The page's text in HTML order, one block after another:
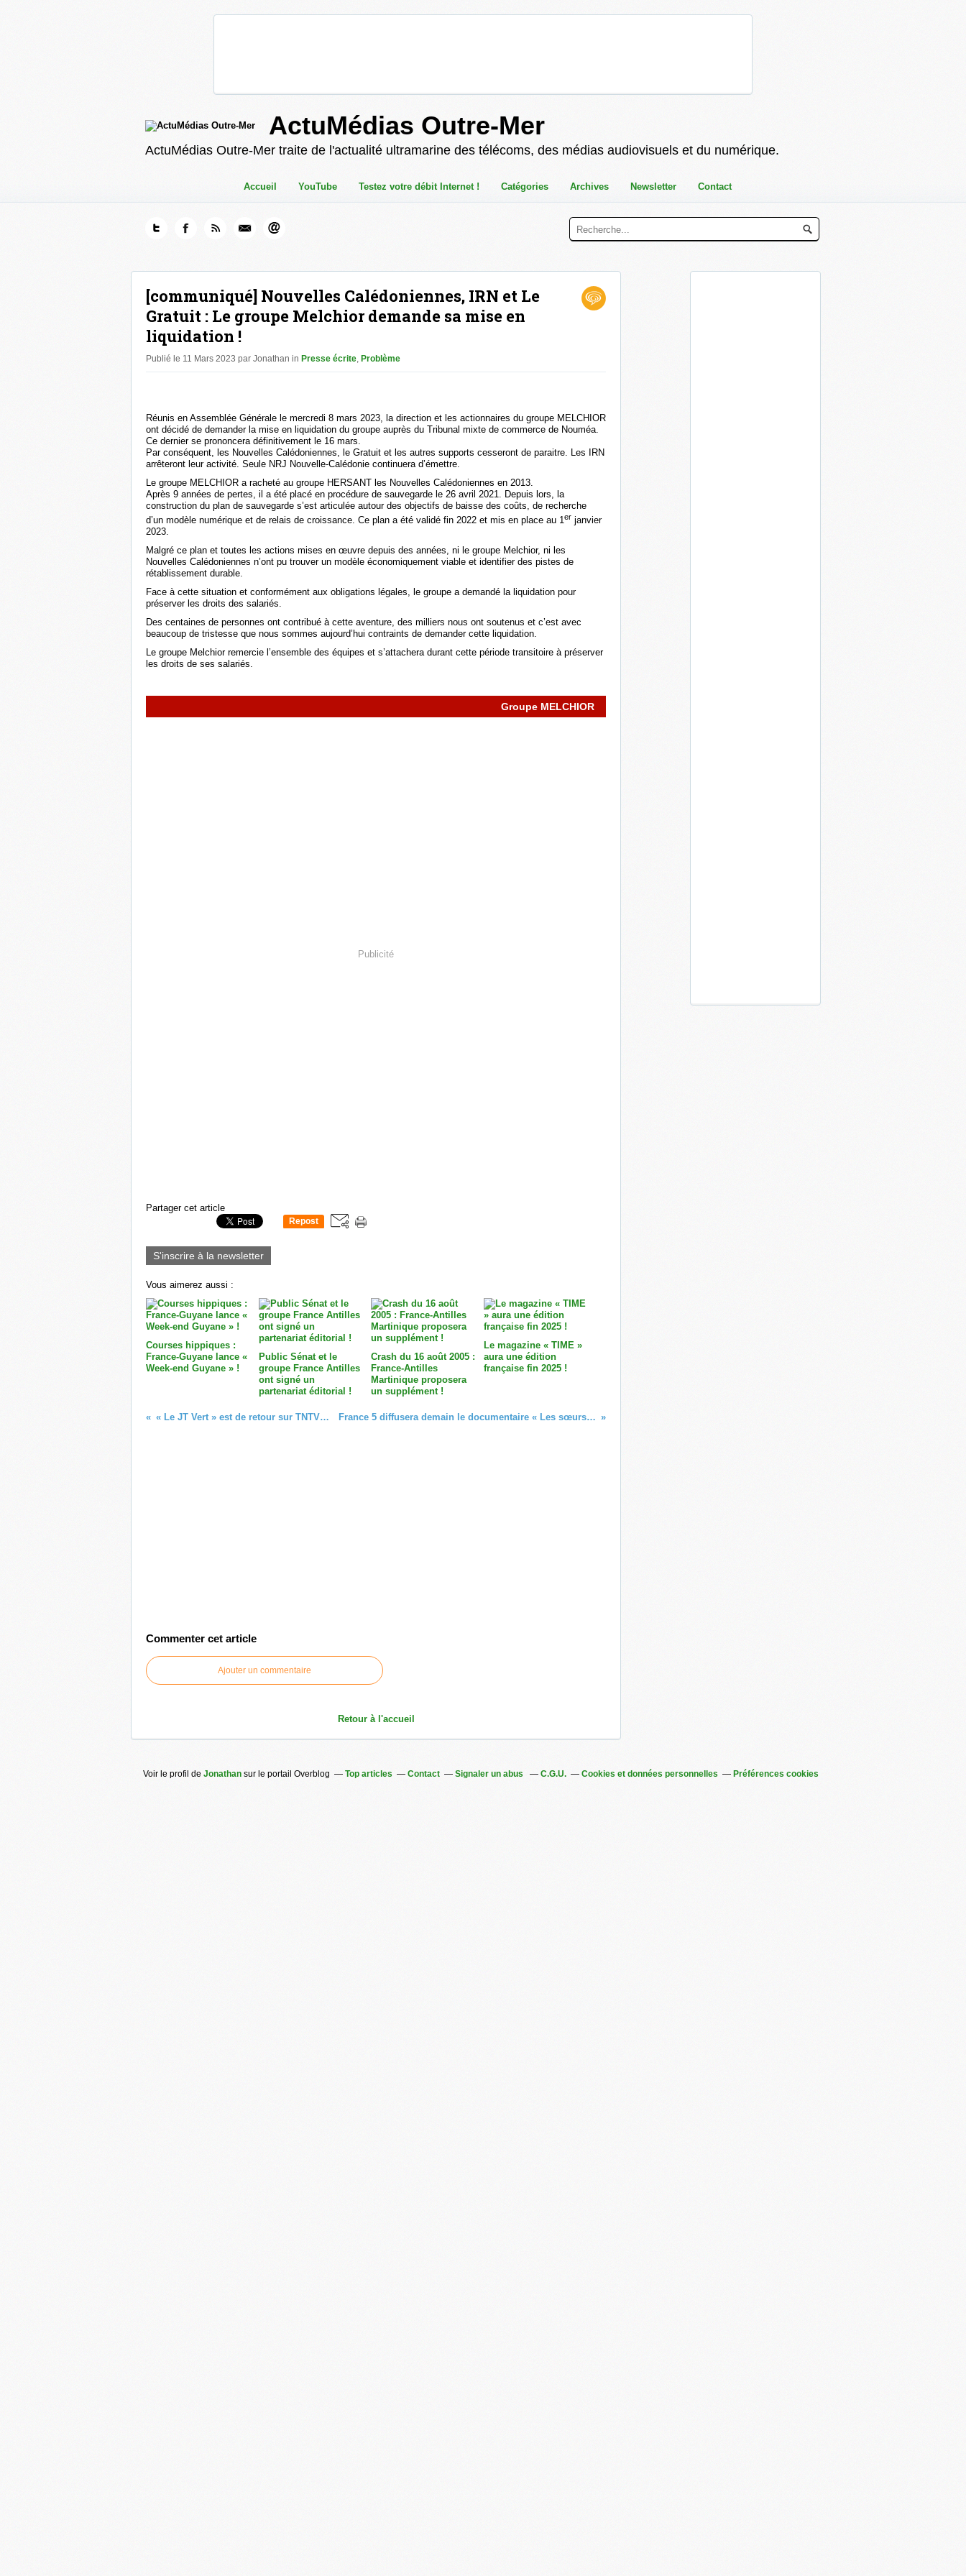
ActuMédias Outre-Mer
ActuMédias Outre-Mer traite de l'actualité ultramarine des télécoms, des médias audiovisuels et du numérique.
Accueil YouTube Testez votre débit Internet ! Catégories Archives Newsletter Contact
[communiqué] Nouvelles Calédoniennes, IRN et Le
Gratuit : Le groupe Melchior demande sa mise en
liquidation !
Publié le 11 Mars 2023 par Jonathan in Presse écrite, Problème
Réunis en Assemblée Générale le mercredi 8 mars 2023, la direction et les actionnaires du groupe MELCHIOR
ont décidé de demander la mise en liquidation du groupe auprès du Tribunal mixte de commerce de Nouméa.
Ce dernier se prononcera définitivement le 16 mars.
Par conséquent, les Nouvelles Calédoniennes, le Gratuit et les autres supports cesseront de paraitre. Les IRN
arrêteront leur activité. Seule NRJ Nouvelle-Calédonie continuera d’émettre.
Le groupe MELCHIOR a racheté au groupe HERSANT les Nouvelles Calédoniennes en 2013.
Après 9 années de pertes, il a été placé en procédure de sauvegarde le 26 avril 2021. Depuis lors, la
construction du plan de sauvegarde s’est articulée autour des objectifs de baisse des coûts, de recherche
d’un modèle numérique et de relais de croissance. Ce plan a été validé fin 2022 et mis en place au 1er janvier
2023.
Malgré ce plan et toutes les actions mises en œuvre depuis des années, ni le groupe Melchior, ni les
Nouvelles Calédoniennes n’ont pu trouver un modèle économiquement viable et identifier des pistes de
rétablissement durable.
Face à cette situation et conformément aux obligations légales, le groupe a demandé la liquidation pour
préserver les droits des salariés.
Des centaines de personnes ont contribué à cette aventure, des milliers nous ont soutenus et c’est avec
beaucoup de tristesse que nous sommes aujourd’hui contraints de demander cette liquidation.
Le groupe Melchior remercie l’ensemble des équipes et s’attachera durant cette période transitoire à préserver
les droits de ses salariés.
Groupe MELCHIOR
Publicité
Partager cet article
Repost
S'inscrire à la newsletter
Vous aimerez aussi :
Courses hippiques :
France-Guyane lance «
Week-end Guyane » !
Public Sénat et le
groupe France Antilles
ont signé un
partenariat éditorial !
Crash du 16 août 2005 :
France-Antilles
Martinique proposera
un supplément !
Le magazine « TIME »
aura une édition
française fin 2025 !
« Le JT Vert » est de retour sur TNTV pour une nouvelle saison ! France 5 diffusera demain le documentaire « Les sœurs Nardal, les oubliées de la négritude » !
Commenter cet article
Ajouter un commentaire
Retour à l'accueil
Voir le profil de Jonathan sur le portail Overblog Top articles Contact Signaler un abus C.G.U. Cookies et données personnelles Préférences cookies